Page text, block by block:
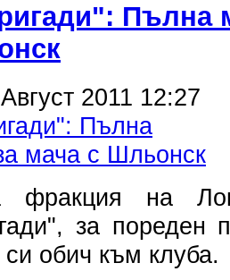
Пълна
2011 12:27
фракция на
за пореден
си обич към клуба.